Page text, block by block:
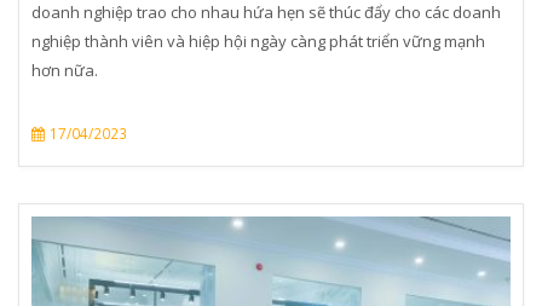
doanh nghiệp trao cho nhau hứa hẹn sẽ thúc đẩy cho các doanh
nghiệp thành viên và hiệp hội ngày càng phát triển vững mạnh
hơn nữa.
17/04/2023